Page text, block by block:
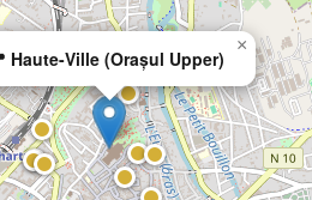
Haute-Ville (Orașul Upper)
×